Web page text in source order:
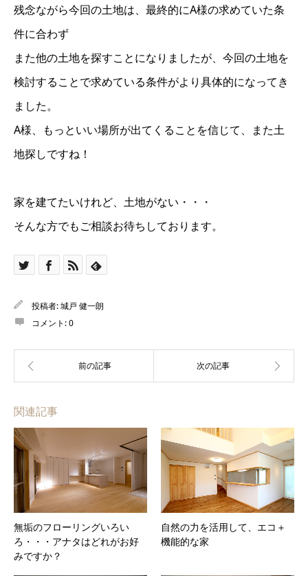
残念ながら今回の土地は、最終的にA様の求めていた条
件に合わず
また他の土地を探すことになりましたが、今回の土地を
検討することで求めている条件がより具体的になってき
ました。
A様、もっといい場所が出てくることを信じて、また土
地探しですね！
家を建てたいけれど、土地がない・・・
そんな方でもご相談お待ちしております。
投稿者:城戸 健一朗
コメント:0
関連記事
無垢のフローリングいろい
ろ・・・アナタはどれがお好
みですか？
自然の力を活用して、エコ＋
機能的な家